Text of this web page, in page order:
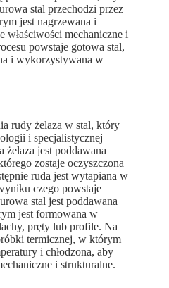
stal przechodzi przez
jest nagrzewana i
właściwości mechaniczne i
powstaje gotowa stal,
i wykorzystywana w
rudy żelaza w stal, który
i specjalistycznej
jest poddawana
zostaje oczyszczona
ruda jest wytapiana w
czego powstaje
stal jest poddawana
jest formowana w
pręty lub profile. Na
termicznej, w którym
i chłodzona, aby
i strukturalne.